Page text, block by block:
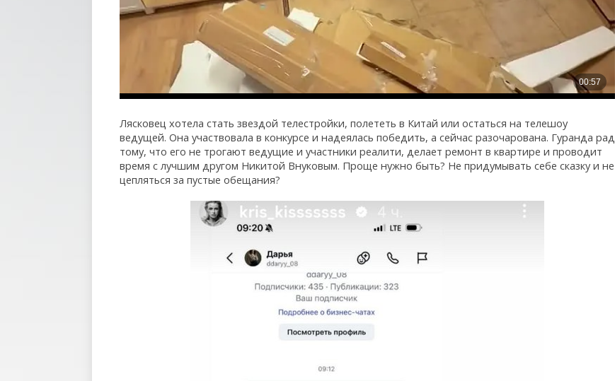
Лясковец хотела стать звездой телестройки, полететь в Китай или остаться на телешоу
ведущей. Она участвовала в конкурсе и надеялась победить, а сейчас разочарована. Гуранда рад
тому, что его не трогают ведущие и участники реалити, делает ремонт в квартире и проводит
время с лучшим другом Никитой Внуковым. Проще нужно быть? Не придумывать себе сказку и не
цепляться за пустые обещания?